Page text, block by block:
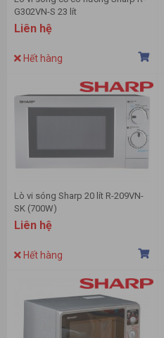
G302VN-S 23 lít
Liên hệ
Hết hàng
Lò vi sóng Sharp 20 lít R-209VN-
SK (700W)
Liên hệ
Hết hàng